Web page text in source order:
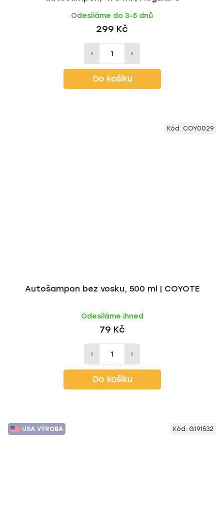
Odesíláme do 3-5 dnů
299 Kč
Do košíku
Autošampon bez vosku, 500 ml | COYOTE
Odesíláme ihned
79 Kč
Do košíku
Kód: COY0029
USA VÝROBA Kód: G191532